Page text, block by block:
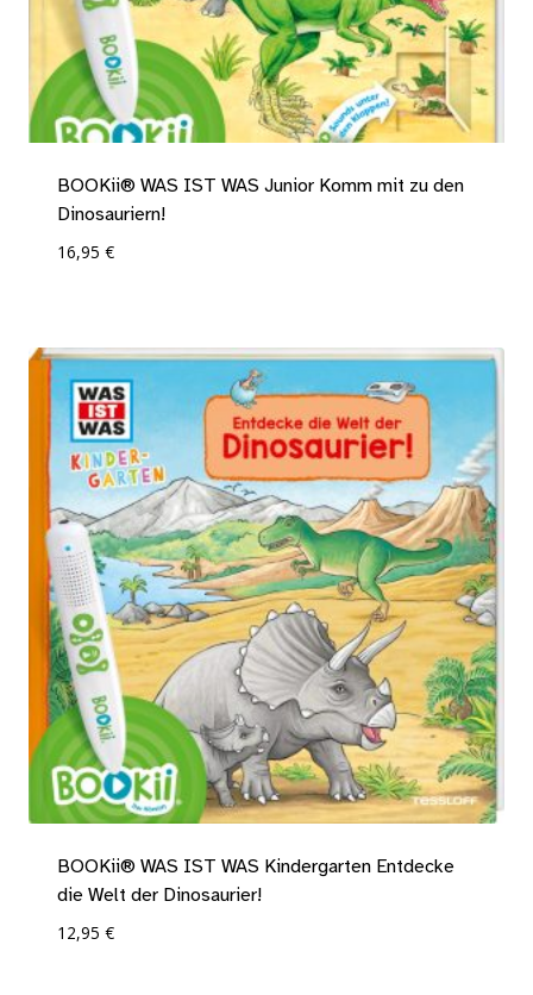
BOOKii® WAS IST WAS Junior Komm mit zu den
Dinosauriern!
16,95 €
BOOKii® WAS IST WAS Kindergarten Entdecke
die Welt der Dinosaurier!
12,95 €